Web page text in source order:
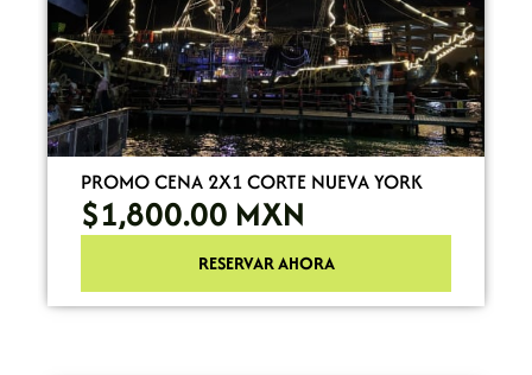
PROMO CENA 2X1 CORTE NUEVA YORK
$1,800.00 MXN
RESERVAR AHORA